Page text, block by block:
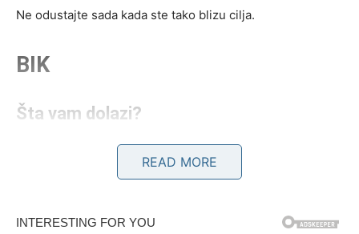
Ne odustajte sada kada ste tako blizu cilja.
BIK
Šta vam dolazi?
Bikovima dolazi olakšanje na finansijskom planu. Ono što
vas je dugo brinulo polako se rješava.
Poruka zvijezda
READ MORE